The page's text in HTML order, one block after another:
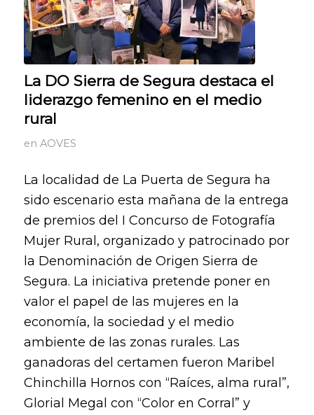
La DO Sierra de Segura destaca el
liderazgo femenino en el medio
rural
en AOVES
La localidad de La Puerta de Segura ha
sido escenario esta mañana de la entrega
de premios del I Concurso de Fotografía
Mujer Rural, organizado y patrocinado por
la Denominación de Origen Sierra de
Segura. La iniciativa pretende poner en
valor el papel de las mujeres en la
economía, la sociedad y el medio
ambiente de las zonas rurales. Las
ganadoras del certamen fueron Maribel
Chinchilla Hornos con “Raíces, alma rural”,
Glorial Megal con “Color en Corral” y